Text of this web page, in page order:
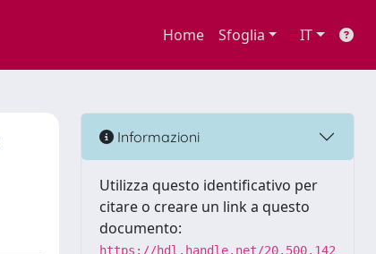
Home Sfoglia IT
Informazioni
Utilizza questo identificativo per
citare o creare un link a questo
documento:
https://hdl.handle.net/20.500.142